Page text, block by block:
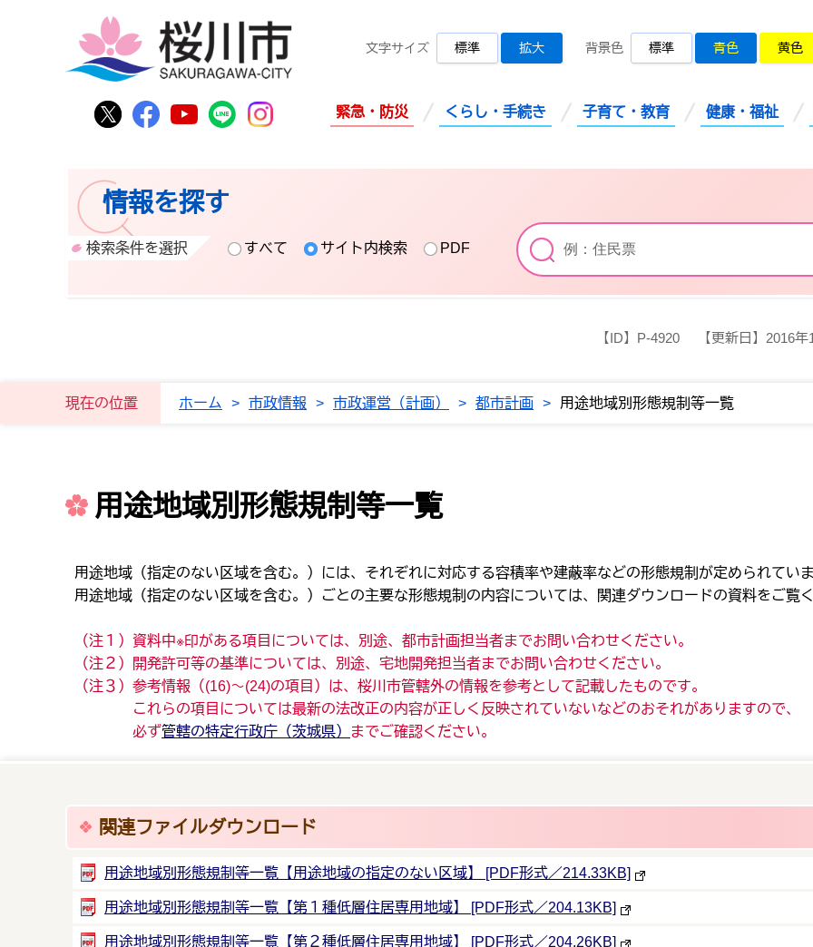
桜川市公式Twitter
桜川市公式Facebook
桜川市公式YouTube
桜川市公式LINE
Instagram
文字サイズ 標準 拡大 背景色 標準 青色 黄色
緊急・防災 くらし・手続き 子育て・教育 健康・福祉
情報を探す
検索条件を選択 すべて サイト内検索 PDF
【ID】 P-4920 【更新日】 2016年
現在の位置 ホーム > 市政情報 > 市政運営（計画） > 都市計画 > 用途地域別形態規制等一覧
用途地域別形態規制等一覧
用途地域（指定のない区域を含む。）には、それぞれに対応する容積率や建蔽率などの形態規制が定められていま
用途地域（指定のない区域を含む。）ごとの主要な形態規制の内容については、関連ダウンロードの資料をご覧く
（注１）資料中※印がある項目については、別途、都市計画担当者までお問い合わせください。
（注２）開発許可等の基準については、別途、宅地開発担当者までお問い合わせください。
（注３）参考情報（(16)～(24)の項目）は、桜川市管轄外の情報を参考として記載したものです。
これらの項目については最新の法改正の内容が正しく反映されていないなどのおそれがありますので、
必ず管轄の特定行政庁（茨城県） までご確認ください。
関連ファイルダウンロード
用途地域別形態規制等一覧【用途地域の指定のない区域】 [PDF形式／214.33KB]
用途地域別形態規制等一覧【第１種低層住居専用地域】 [PDF形式／204.13KB]
用途地域別形態規制等一覧【第２種低層住居専用地域】 [PDF形式／204.26KB]